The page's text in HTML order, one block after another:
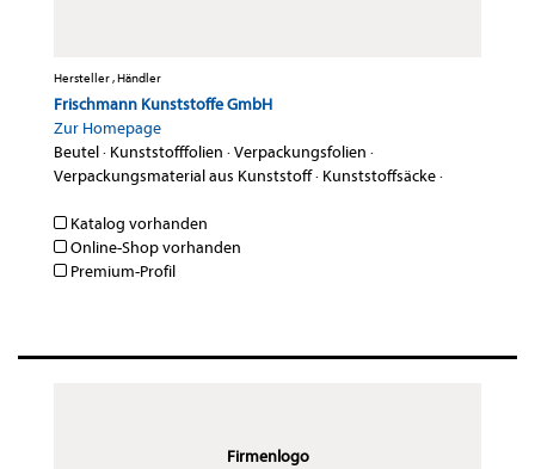
Hersteller , Händler
Frischmann Kunststoffe GmbH
Zur Homepage
Beutel· Kunststofffolien ·Verpackungsfolien ·
Verpackungsmaterial aus Kunststoff· Kunststoffsäcke·
Katalog vorhanden
Online-Shop vorhanden
Premium-Profil
Firmenlogo